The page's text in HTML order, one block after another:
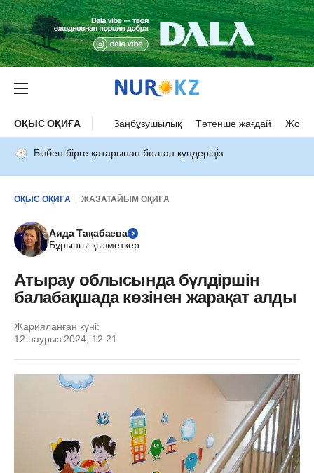
ОҚЫС ОҚИҒА Заңбұзушылық Төтенше жағдай Жол
Бізбен бірге қатарынан болған күндеріңіз
ОҚЫС ОҚИҒА ЖАЗАТАЙЫМ ОҚИҒА
Аида Тақабаева
Бұрынғы қызметкер
Атырау облысында бүлдіршін
балабақшада көзінен жарақат алды
Жарияланған күні:
12 наурыз 2024, 12:21